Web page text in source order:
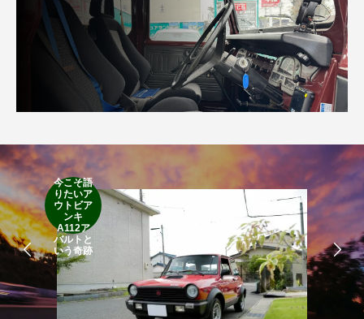
今こそ語
りたいア
ウトビア
ンキ
A112ア
バルトと
いう奇跡